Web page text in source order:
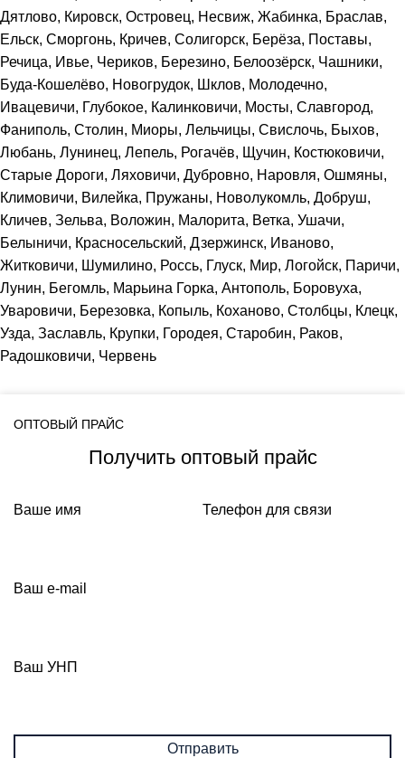
Дятлово, Кировск, Островец, Несвиж, Жабинка, Браслав,
Ельск, Сморгонь, Кричев, Солигорск, Берёза, Поставы,
Речица, Ивье, Чериков, Березино, Белоозёрск, Чашники,
Буда-Кошелёво, Новогрудок, Шклов, Молодечно,
Ивацевичи, Глубокое, Калинковичи, Мосты, Славгород,
Фаниполь, Столин, Миоры, Лельчицы, Свислочь, Быхов,
Любань, Лунинец, Лепель, Рогачёв, Щучин, Костюковичи,
Старые Дороги, Ляховичи, Дубровно, Наровля, Ошмяны,
Климовичи, Вилейка, Пружаны, Новолукомль, Добруш,
Кличев, Зельва, Воложин, Малорита, Ветка, Ушачи,
Белыничи, Красносельский, Дзержинск, Иваново,
Житковичи, Шумилино, Россь, Глуск, Мир, Логойск, Паричи,
Лунин, Бегомль, Марьина Горка, Антополь, Боровуха,
Уваровичи, Березовка, Копыль, Коханово, Столбцы, Клецк,
Узда, Заславль, Крупки, Городея, Старобин, Раков,
Радошковичи, Червень
ОПТОВЫЙ ПРАЙС
Получить оптовый прайс
Ваше имя Телефон для связи
Ваш e-mail
Ваш УНП